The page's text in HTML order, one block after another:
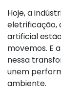
Hoje, a
eletrificação,
artificial
movemos. E
nessa
unem
ambiente.